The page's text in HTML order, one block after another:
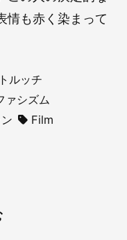
情も赤く染まって
ルッチ
ァシズム
Film